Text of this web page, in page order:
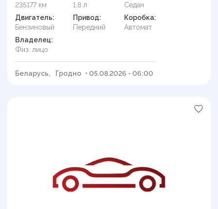
235177 км
1.8 л
Седан
Двигатель:
Бензиновый
Привод:
Передний
Коробка:
Автомат
Владелец:
Физ. лицо
Беларусь, Гродно • 05.08.2026 - 06:00